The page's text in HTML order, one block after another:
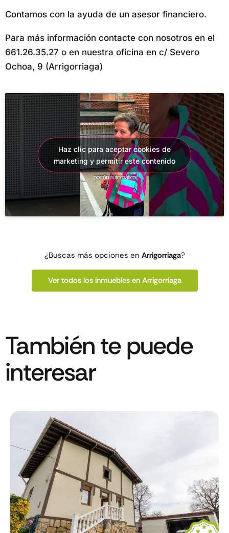
Contamos con la ayuda de un asesor financiero.
Para más información contacte con nosotros en el
661.26.35.27 o en nuestra oficina en c/ Severo
Ochoa, 9 (Arrigorriaga)
Haz clic para aceptar cookies de
marketing y permitir este contenido
¿Buscas más opciones en Arrigorriaga?
Ver todos los inmuebles en Arrigorriaga
También te puede
interesar